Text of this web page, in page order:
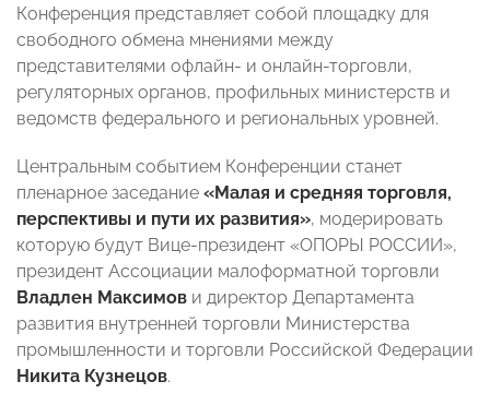
Конференция представляет собой площадку для
свободного обмена мнениями между
представителями офлайн- и онлайн-торговли,
регуляторных органов, профильных министерств и
ведомств федерального и региональных уровней.
Центральным событием Конференции станет
пленарное заседание «Малая и средняя торговля,
перспективы и пути их развития», модерировать
которую будут Вице-президент «ОПОРЫ РОССИИ»,
президент Ассоциации малоформатной торговли
Владлен Максимов и директор Департамента
развития внутренней торговли Министерства
промышленности и торговли Российской Федерации
Никита Кузнецов.